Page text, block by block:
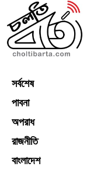
সর্বশেষ
পাবনা
অপরাধ
রাজনীতি
বাংলাদেশ